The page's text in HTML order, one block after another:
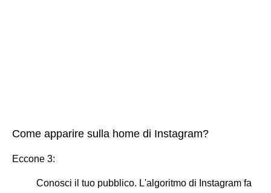
Come apparire sulla home di Instagram?
Eccone 3:
Conosci il tuo pubblico. L'algoritmo di Instagram fa